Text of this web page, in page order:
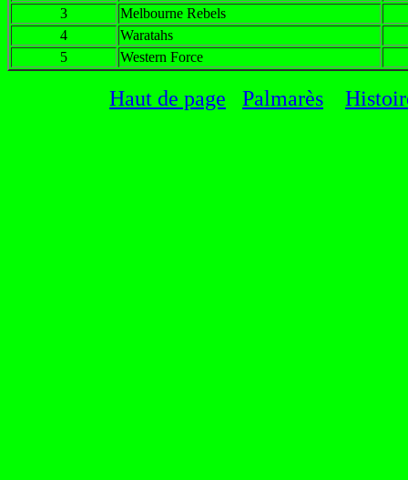
3
Melbourne Rebels
4
Waratahs
5
Western Force
Haut de page Palmarès